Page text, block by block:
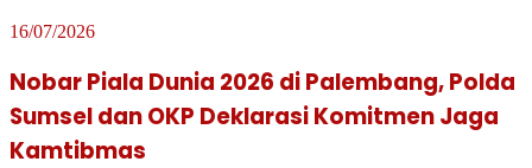
16/07/2026
Nobar Piala Dunia 2026 di Palembang, Polda
Sumsel dan OKP Deklarasi Komitmen Jaga
Kamtibmas